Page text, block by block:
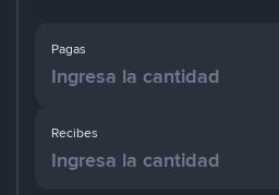
Pagas
Recibes